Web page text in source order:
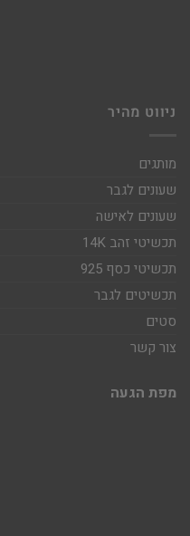
ניווט מהיר
מותגים
שעונים לגבר
שעונים לאישה
תכשיטי זהב 14K
תכשיטי כסף 925
תכשיטים לגבר
סטים
צור קשר
מפת הגעה